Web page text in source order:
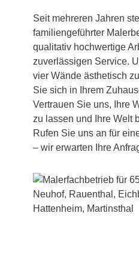
Seit mehreren Jahren
familiengeführter
qualitativ hochwertige
zuverlässigen Service.
vier Wände ästhetisch
Sie sich in Ihrem
Vertrauen Sie uns, Ihre
zu lassen und Ihre Welt
Rufen Sie uns an für
– wir erwarten Ihre